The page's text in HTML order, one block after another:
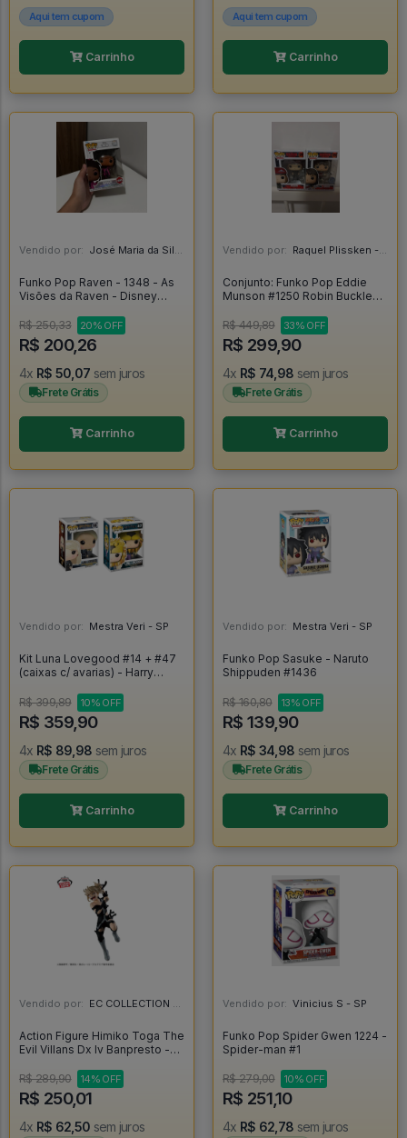
Aqui tem cupom
Carrinho
Aqui tem cupom
Carrinho
Vendido por: José Maria da Silva Junior - AL
Funko Pop Raven - 1348 - As
Visões da Raven - Disney
Raven Baxter - Disney 100
#1348
R$ 250,33 20% OFF
R$ 200,26
4x R$ 50,07 sem juros
Frete Grátis
Carrinho
Vendido por: Raquel Plissken - SP
Conjunto: Funko Pop Eddie
Munson #1250 Robin Buckley
R$ 449,89 33% OFF
R$ 299,90
4x R$ 74,98 sem juros
Frete Grátis
Carrinho
Vendido por: Mestra Veri - SP
Kit Luna Lovegood #14 + #47
(caixas c/ avarias) - Harry
R$ 399,89
10% OFF
R$ 359,90
4x R$ 89,98 sem juros
Frete Grátis
Carrinho
Vendido por: Mestra Veri - SP
Funko Pop Sasuke - Naruto
Shippuden #1436
R$ 160,80 13% OFF
R$ 139,90
4x R$ 34,98 sem juros
Frete Grátis
Carrinho
Vendido por: EC COLLECTION - SP
Action Figure Himiko Toga The
Evil Villans Dx Iv Banpresto -
R$ 289,90
14% OFF
R$ 250,01
4x R$ 62,50 sem juros
Vendido por: Vinicius S - SP
Funko Pop Spider Gwen 1224 -
Spider-man #1
R$ 279,00 10% OFF
R$ 251,10
4x R$ 62,78 sem juros